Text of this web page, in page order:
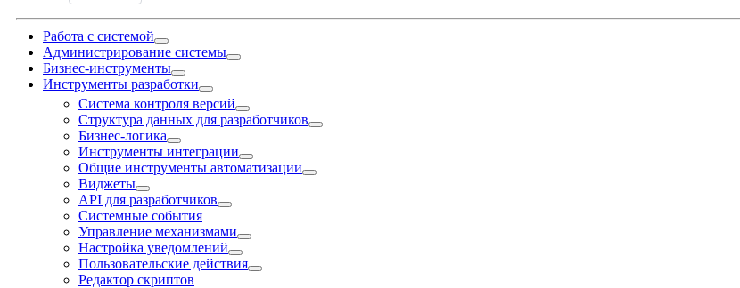
Работа с системой
Администрирование системы
Бизнес-инструменты
Инструменты разработки
Система контроля версий
Структура данных для разработчиков
Бизнес-логика
Инструменты интеграции
Общие инструменты автоматизации
Виджеты
API для разработчиков
Системные события
Управление механизмами
Настройка уведомлений
Пользовательские действия
Редактор скриптов